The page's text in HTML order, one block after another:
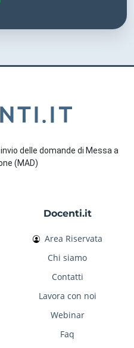
delle domande di Messa a
(MAD)
Docenti.it
Area Riservata
Chi siamo
Contatti
Lavora con noi
Webinar
Faq